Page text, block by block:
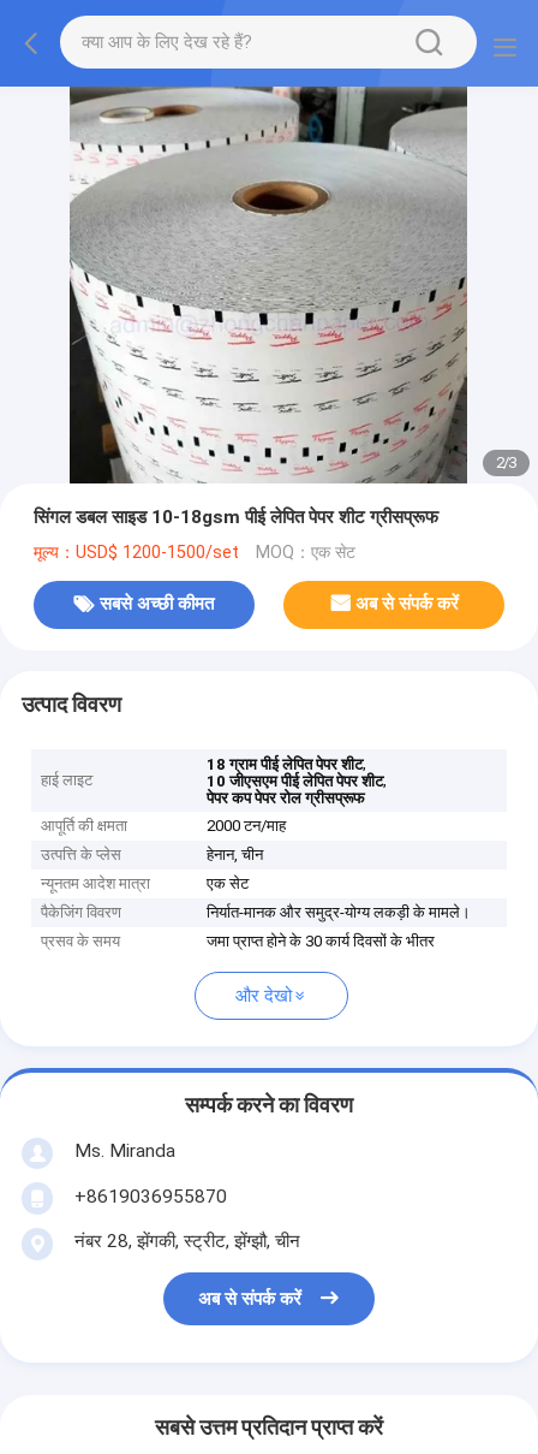
2/3
सिंगल डबल साइड 10-18gsm पीई लेपित पेपर शीट ग्रीसप्रूफ
मूल्य：USD$ 1200-1500/set MOQ：एक सेट
सबसे अच्छी कीमत अब से संपर्क करें
उत्पाद विवरण
हाई लाइट
18 ग्राम पीई लेपित पेपर शीट,
10 जीएसएम पीई लेपित पेपर शीट,
पेपर कप पेपर रोल ग्रीसप्रूफ
आपूर्ति की क्षमता
2000 टन/माह
उत्पत्ति के प्लेस
हेनान, चीन
न्यूनतम आदेश मात्रा
एक सेट
पैकेजिंग विवरण
निर्यात-मानक और समुद्र-योग्य लकड़ी के मामले।
प्रसव के समय
जमा प्राप्त होने के 30 कार्य दिवसों के भीतर
और देखो
सम्पर्क करने का विवरण
Ms. Miranda
+8619036955870
नंबर 28, झेंगकी, स्ट्रीट, झेंग्झौ, चीन
अब से संपर्क करें
सबसे उत्तम प्रतिदान प्राप्त करें